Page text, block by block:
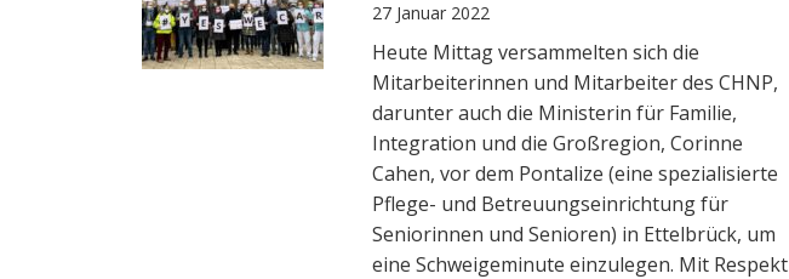
27 Januar 2022
Heute Mittag versammelten sich die
Mitarbeiterinnen und Mitarbeiter des CHNP,
darunter auch die Ministerin für Familie,
Integration und die Großregion, Corinne
Cahen, vor dem Pontalize (eine spezialisierte
Pflege- und Betreuungseinrichtung für
Seniorinnen und Senioren) in Ettelbrück, um
eine Schweigeminute einzulegen. Mit Respekt